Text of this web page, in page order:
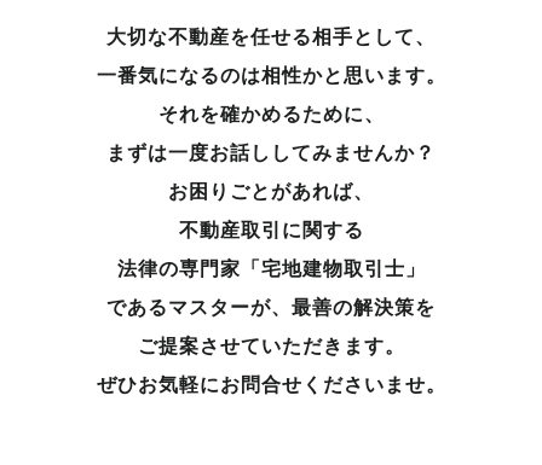
大切な不動産を任せる相手として、
一番気になるのは相性かと思います。
それを確かめるために、
まずは一度お話ししてみませんか？
お困りごとがあれば、
不動産取引に関する
法律の専門家「宅地建物取引士」
であるマスターが、 最善の解決策を
ご提案させていただきます。
ぜひお気軽にお問合せくださいませ。